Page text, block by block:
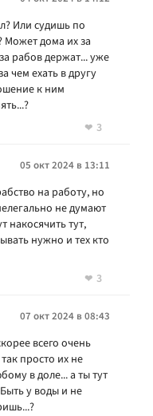
Или судишь по
Может дома их за
рабов держат... уже
чем ехать в другу
к ним
3
05 окт 2024 в 13:11
на работу, но
не думают
накосячить тут,
нужно и тех кто
3
07 окт 2024 в 08:43
всего очень
просто их не
в доле... а ты тут
у воды и не